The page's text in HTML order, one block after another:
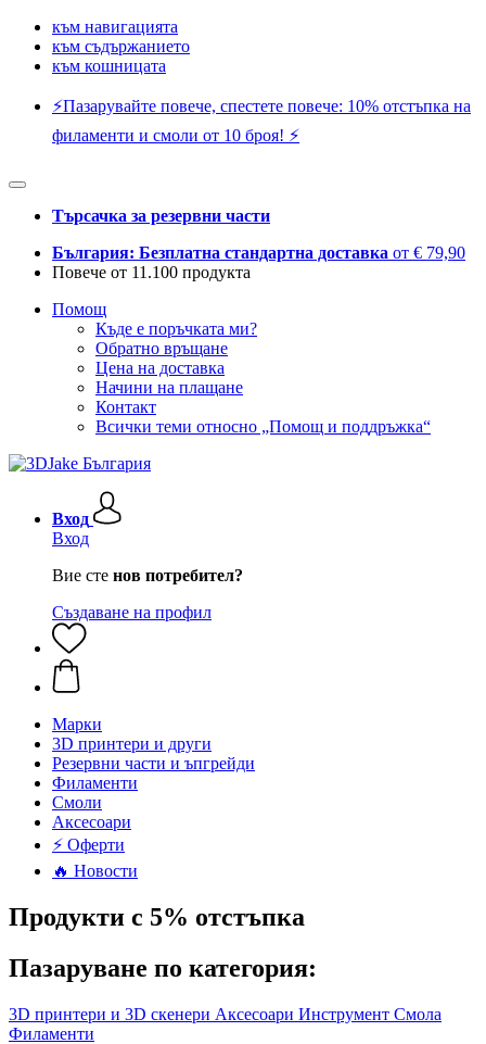
към навигацията
към съдържанието
към кошницата
⚡️Пазарувайте повече, спестете повече: 10% отстъпка на
филаменти и смоли от 10 броя! ⚡️
Търсачка за резервни части
България: Безплатна стандартна доставка от € 79,90
Повече от 11.100 продукта
Помощ
Къде е поръчката ми?
Обратно връщане
Цена на доставка
Начини на плащане
Контакт
Всички теми относно „Помощ и поддръжка“
Вход
Вход
Вие сте нов потребител?
Създаване на профил
Mарки
3D принтери и други
Резервни части и ъпгрейди
Филаменти
Смоли
Аксесоари
⚡ Оферти
🔥 Новости
Продукти с 5% отстъпка
Пазаруване по категория:
3D принтери и 3D скенери Аксесоари Инструмент Смола
Филаменти